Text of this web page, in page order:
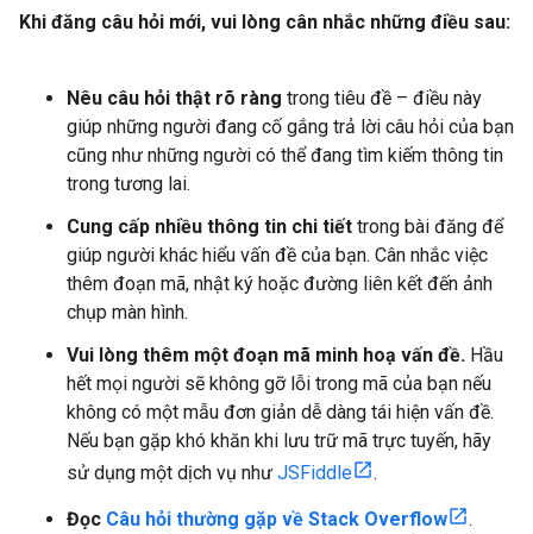
Khi đăng câu hỏi mới, vui lòng cân nhắc những điều sau:
Nêu câu hỏi thật rõ ràng trong tiêu đề – điều này
giúp những người đang cố gắng trả lời câu hỏi của bạn
cũng như những người có thể đang tìm kiếm thông tin
trong tương lai.
Cung cấp nhiều thông tin chi tiết trong bài đăng để
giúp người khác hiểu vấn đề của bạn. Cân nhắc việc
thêm đoạn mã, nhật ký hoặc đường liên kết đến ảnh
chụp màn hình.
Vui lòng thêm một đoạn mã minh hoạ vấn đề. Hầu
hết mọi người sẽ không gỡ lỗi trong mã của bạn nếu
không có một mẫu đơn giản dễ dàng tái hiện vấn đề.
Nếu bạn gặp khó khăn khi lưu trữ mã trực tuyến, hãy
sử dụng một dịch vụ như JSFiddle .
Đọc Câu hỏi thường gặp về Stack Overflow
.